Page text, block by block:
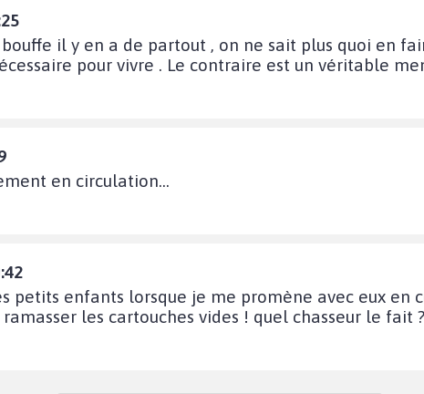
il y en a de partout , on ne sait plus quoi en
pour vivre . Le contraire est un véritable
en circulation...
petits enfants lorsque je me promène avec eux en
les cartouches vides ! quel chasseur le fait